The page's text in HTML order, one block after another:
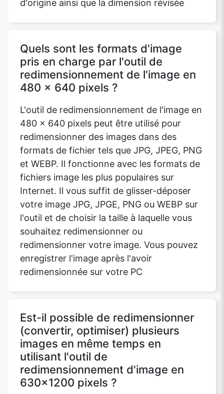
d'origine ainsi que la dimension révisée
Quels sont les formats d'image
pris en charge par l'outil de
redimensionnement de l'image en
480 x 640 pixels ?
L'outil de redimensionnement de l'image en
480 x 640 pixels peut être utilisé pour
redimensionner des images dans des
formats de fichier tels que JPG, JPEG, PNG
et WEBP. Il fonctionne avec les formats de
fichiers image les plus populaires sur
Internet. Il vous suffit de glisser-déposer
votre image JPG, JPGE, PNG ou WEBP sur
l'outil et de choisir la taille à laquelle vous
souhaitez redimensionner ou
redimensionner votre image. Vous pouvez
enregistrer l'image après l'avoir
redimensionnée sur votre PC
Est-il possible de redimensionner
(convertir, optimiser) plusieurs
images en même temps en
utilisant l'outil de
redimensionnement d'image en
630x1200 pixels ?